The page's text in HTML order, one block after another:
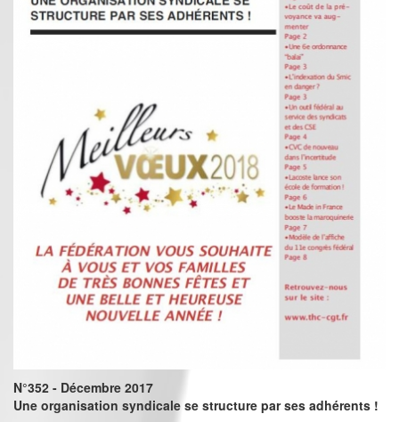
N°352 - Décembre 2017
Une organisation syndicale se structure par ses adhérents !